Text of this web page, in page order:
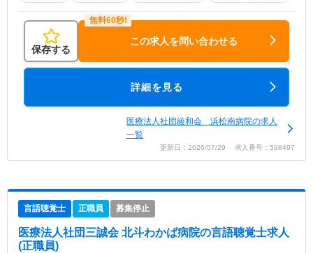
保存する
この求人を問い合わせる
詳細を見る
医療法人社団綾和会 浜松南病院の求人
一覧
更新日：2026/07/29 求人番号：598497
言語聴覚士 正職員 募集停止
医療法人社団三誠会 北斗わかば病院の言語聴覚士求人
(正職員)